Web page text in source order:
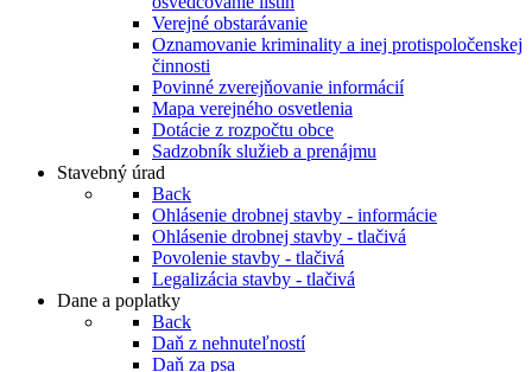
Verejné obstarávanie
Oznamovanie kriminality a inej protispoločenskej
činnosti
Povinné zverejňovanie informácií
Mapa verejného osvetlenia
Dotácie z rozpočtu obce
Sadzobník služieb a prenájmu
Stavebný úrad
Back
Ohlásenie drobnej stavby - informácie
Ohlásenie drobnej stavby - tlačivá
Povolenie stavby - tlačivá
Legalizácia stavby - tlačivá
Dane a poplatky
Back
Daň z nehnuteľností
Daň za psa